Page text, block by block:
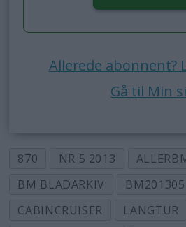
Allerede abonnent?
Gå til Min
870 NR 5 2013
BM BLADARKIV
BM201305
CABINCRUISER
LANGTUR